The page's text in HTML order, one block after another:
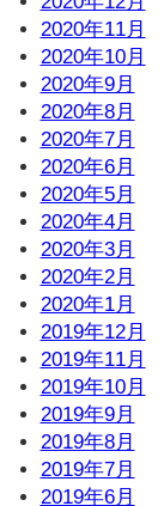
2020年11月
2020年10月
2020年9月
2020年8月
2020年7月
2020年6月
2020年5月
2020年4月
2020年3月
2020年2月
2020年1月
2019年12月
2019年11月
2019年10月
2019年9月
2019年8月
2019年7月
2019年6月